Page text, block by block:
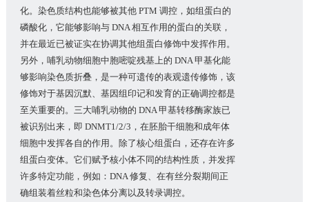
化。染色质结构也能够被其他 PTM 调控，如组蛋白的
磷酸化，它能够影响与 DNA 相互作用的蛋白的关联，
并在最近已被证实在协调其他组蛋白修饰中发挥作用。
另外，哺乳动物细胞中胞嘧啶残基上的 DNA 甲基化能
够影响染色质折叠，是一种可遗传的表观遗传修饰，该
修饰对于基因沉默、基因组印记和发育的正确调控都是
至关重要的。三大哺乳动物的 DNA 甲基转移酶家族已
被识别出来，即 DNMT1/2/3，在胚胎干细胞和成年体
细胞中发挥各自的作用。除了核心组蛋白，还存在许多
组蛋白变体。它们赋予核小体不同的结构性质，并发挥
许多特定功能，例如：DNA 修复、在有丝分裂期间正
确组装着丝粒和染色体分离以及转录调控。